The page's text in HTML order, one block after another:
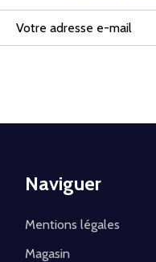
Naviguer
Mentions légales
Magasin